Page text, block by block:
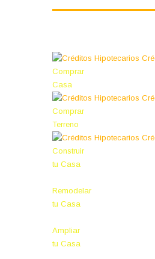
Comprar
Casa
Comprar
Terreno
Construir
tu Casa
Remodelar
tu Casa
Ampliar
tu Casa